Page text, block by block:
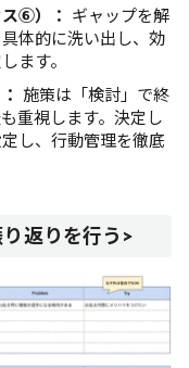
⑥）：
ギャップを解
体的に洗い出し、効
ます。
施策は「検討」で終
重視します。決定し
し、行動管理を徹底
返りを行う>